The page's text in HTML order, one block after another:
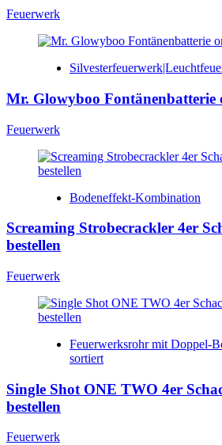
Feuerwerk
Mr. Glowyboo Fontänenbatterie
Feuerwerk
Bodeneffekt-Kombination
Screaming Strobecrackler 4er
bestellen
Feuerwerk
Feuerwerksrohr mit Doppel-
sortiert
Single Shot ONE TWO 4er
bestellen
Feuerwerk